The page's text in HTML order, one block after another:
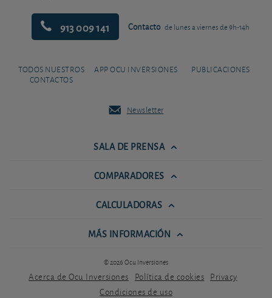
913 009 141 Contacto de lunes a viernes de 9h-14h
TODOS NUESTROS
CONTACTOS
APP OCU INVERSIONES PUBLICACIONES
Newsletter
SALA DE PRENSA
COMPARADORES
CALCULADORAS
MÁS INFORMACIÓN
© 2026 Ocu Inversiones
Acerca de Ocu Inversiones Política de cookies Privacy
Condiciones de uso